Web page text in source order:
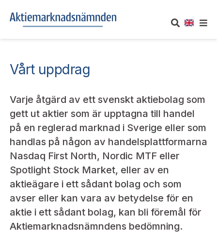
Vårt uppdrag
Informationsgivning
Arbetssätt och jävsfrågor
Stadgar
Arbetsordning
Ledamöter
Om nämndens uttalanden
Framställningar och konsultation
Uttalanden sorterade efter publiceringsdatum
Samtliga uttalanden sorterade årsvis
Uttalanden sorterade ämnesvis
TAKEOVER-REGLER
Takeover-regler för reglerade marknader och vissa
handelsplattformar
AKTUELLT
Nyheter och pressmeddelanden
Prenumerera
Bildarkiv
KONTAKT
Kontakt angående ansökningar och uttalanden
Kontakt administrativa ärenden
Vårt uppdrag
Varje åtgärd av ett svenskt aktiebolag som
gett ut aktier som är upptagna till handel
på en reglerad marknad i Sverige eller som
handlas på någon av handelsplattformarna
Nasdaq First North, Nordic MTF eller
Spotlight Stock Market, eller av en
aktieägare i ett sådant bolag och som
avser eller kan vara av betydelse för en
aktie i ett sådant bolag, kan bli föremål för
Aktiemarknadsnämndens bedömning.